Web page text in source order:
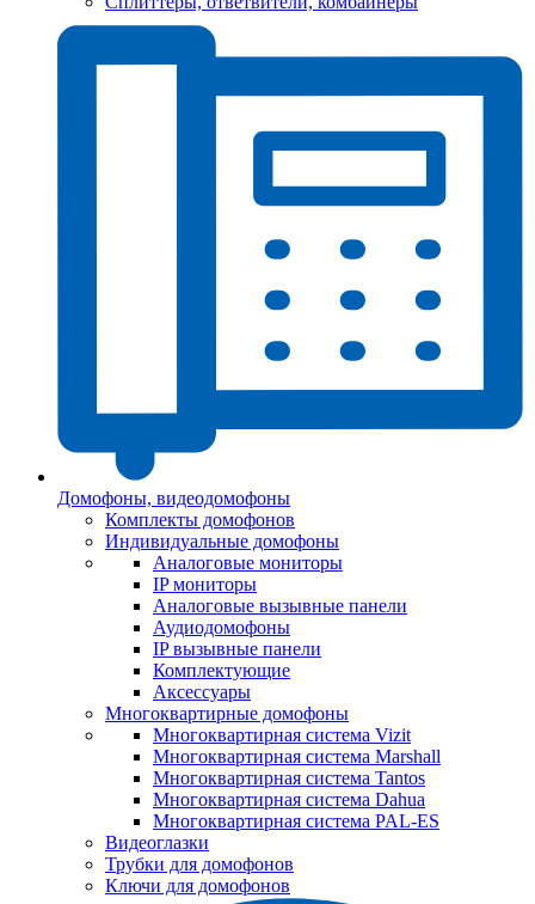
Домофоны, видеодомофоны
Комплекты домофонов
Индивидуальные домофоны
Аналоговые мониторы
IP мониторы
Аналоговые вызывные панели
Аудиодомофоны
IP вызывные панели
Комплектующие
Аксессуары
Многоквартирные домофоны
Многоквартирная система Vizit
Многоквартирная система Marshall
Многоквартирная система Tantos
Многоквартирная система Dahua
Многоквартирная система PAL-ES
Видеоглазки
Трубки для домофонов
Ключи для домофонов